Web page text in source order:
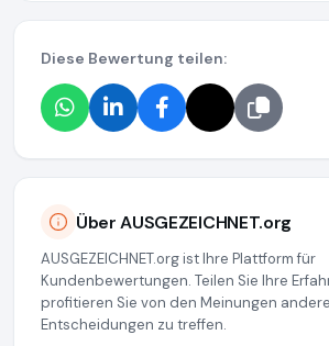
Diese Bewertung teilen:
Über AUSGEZEICHNET.org
AUSGEZEICHNET.org ist Ihre Plattform für
Kundenbewertungen. Teilen Sie Ihre
profitieren Sie von den Meinungen
Entscheidungen zu treffen.